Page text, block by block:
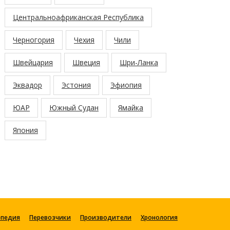
Центральноафриканская Республика
Черногория Чехия Чили
Швейцария Швеция Шри-Ланка
Эквадор Эстония Эфиопия
ЮАР Южный Судан Ямайка
Япония
Перевозчики Производители Хронология